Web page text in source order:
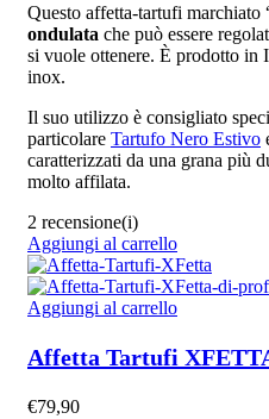
Questo affetta-tartufi marchiato
ondulata che può essere
si vuole ottenere. È prodotto in
inox.
Il suo utilizzo è consigliato
particolare Tartufo Nero Estivo
caratterizzati da una grana più
molto affilata.
2 recensione(i)
Aggiungi al carrello
Aggiungi al carrello
Affetta Tartufi
€79,90